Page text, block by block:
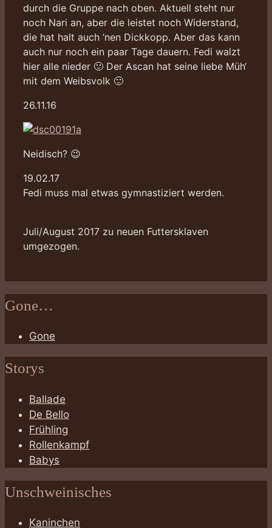
durch die Gruppe nach oben. Aktuell steht nur
noch Nari an, aber die leistet noch Widerstand,
die hat halt auch ’nen Dickkopp. Aber das kann
auch nur noch ein paar Tage dauern. Fedi walzt
hier alle nieder 🙂 Der Ascan hat seine liebe Müh‘
mit dem Weibsvolk 🙂
26.11.16
Neidisch? 😉
19.02.17
Fedi muss mal etwas gymnastiziert werden.
Juli/August 2017 zu neuen Futtersklaven
umgezogen.
Gone…
Gone
Storys
Ballade
De Bello
Frühling
Rollenkampf
Babys
Unschweinisches
Kaninchen